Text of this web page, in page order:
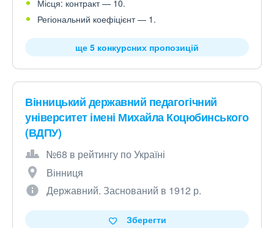
Місця: контракт — 10.
Регіональний коефіцієнт — 1.
ще 5 конкурсних пропозицій
Вінницький державний педагогічний
університет імені Михайла Коцюбинського
(ВДПУ)
№68 в рейтингу по Україні
Вінниця
Державний. Заснований в 1912 р.
Зберегти